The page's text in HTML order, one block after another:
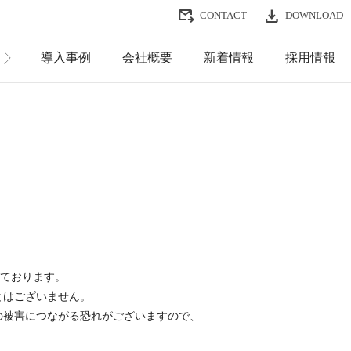
CONTACT DOWNLOAD
導入事例 会社概要 新着情報 採用情報
おります。
ございません。
害につながる恐れがございますので、